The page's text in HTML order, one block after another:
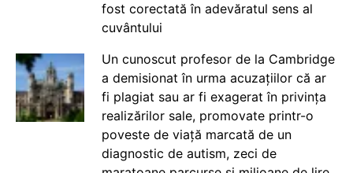
fost corectată în adevăratul sens al
cuvântului
Un cunoscut profesor de la Cambridge
a demisionat în urma acuzațiilor că ar
fi plagiat sau ar fi exagerat în privința
realizărilor sale, promovate printr-o
poveste de viață marcată de un
diagnostic de autism, zeci de